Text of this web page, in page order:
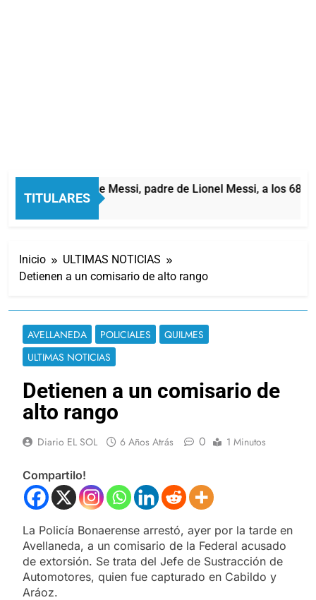
TITULARES
Murió Jorge Messi, padre de Lionel Messi, a los 68
1 Hora Atrás
Inicio
ULTIMAS NOTICIAS
Detienen a un comisario de alto rango
AVELLANEDA POLICIALES
QUILMES
ULTIMAS NOTICIAS
Detienen a un comisario de
alto rango
Diario EL SOL 6 Años Atrás 0 1 Minutos
Compartilo!
La Policía Bonaerense arrestó, ayer por la tarde en
Avellaneda, a un comisario de la Federal acusado
de extorsión. Se trata del Jefe de Sustracción de
Automotores, quien fue capturado en Cabildo y
Aráoz.